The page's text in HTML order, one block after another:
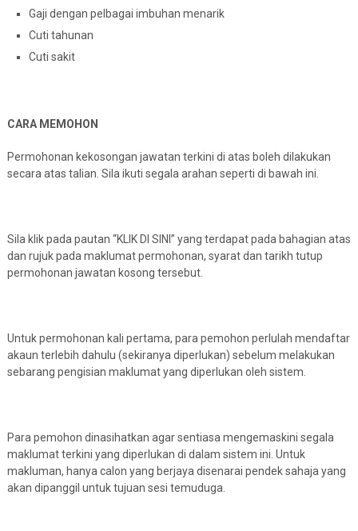
Gaji dengan pelbagai imbuhan menarik
Cuti tahunan
Cuti sakit
CARA MEMOHON
Permohonan kekosongan jawatan terkini di atas boleh dilakukan
secara atas talian. Sila ikuti segala arahan seperti di bawah ini.
Sila klik pada pautan “KLIK DI SINI” yang terdapat pada bahagian atas
dan rujuk pada maklumat permohonan, syarat dan tarikh tutup
permohonan jawatan kosong tersebut.
Untuk permohonan kali pertama, para pemohon perlulah mendaftar
akaun terlebih dahulu (sekiranya diperlukan) sebelum melakukan
sebarang pengisian maklumat yang diperlukan oleh sistem.
Para pemohon dinasihatkan agar sentiasa mengemaskini segala
maklumat terkini yang diperlukan di dalam sistem ini. Untuk
makluman, hanya calon yang berjaya disenarai pendek sahaja yang
akan dipanggil untuk tujuan sesi temuduga.